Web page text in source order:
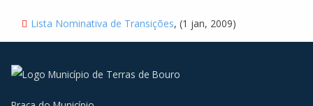
Lista Nominativa de Transições, (1 jan, 2009)